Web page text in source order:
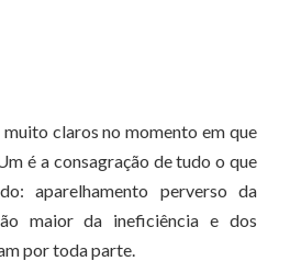
claros no momento em que
é a consagração de tudo o que
aparelhamento perverso da
maior da ineficiência e dos
por toda parte.